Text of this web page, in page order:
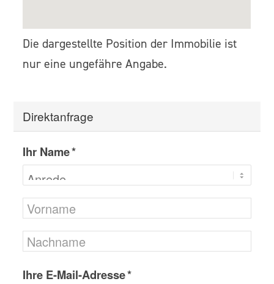
Die dargestellte Position der Immobilie ist
nur eine ungefähre Angabe.
Direktanfrage
Ihr Name *
Ihre E-Mail-Adresse *